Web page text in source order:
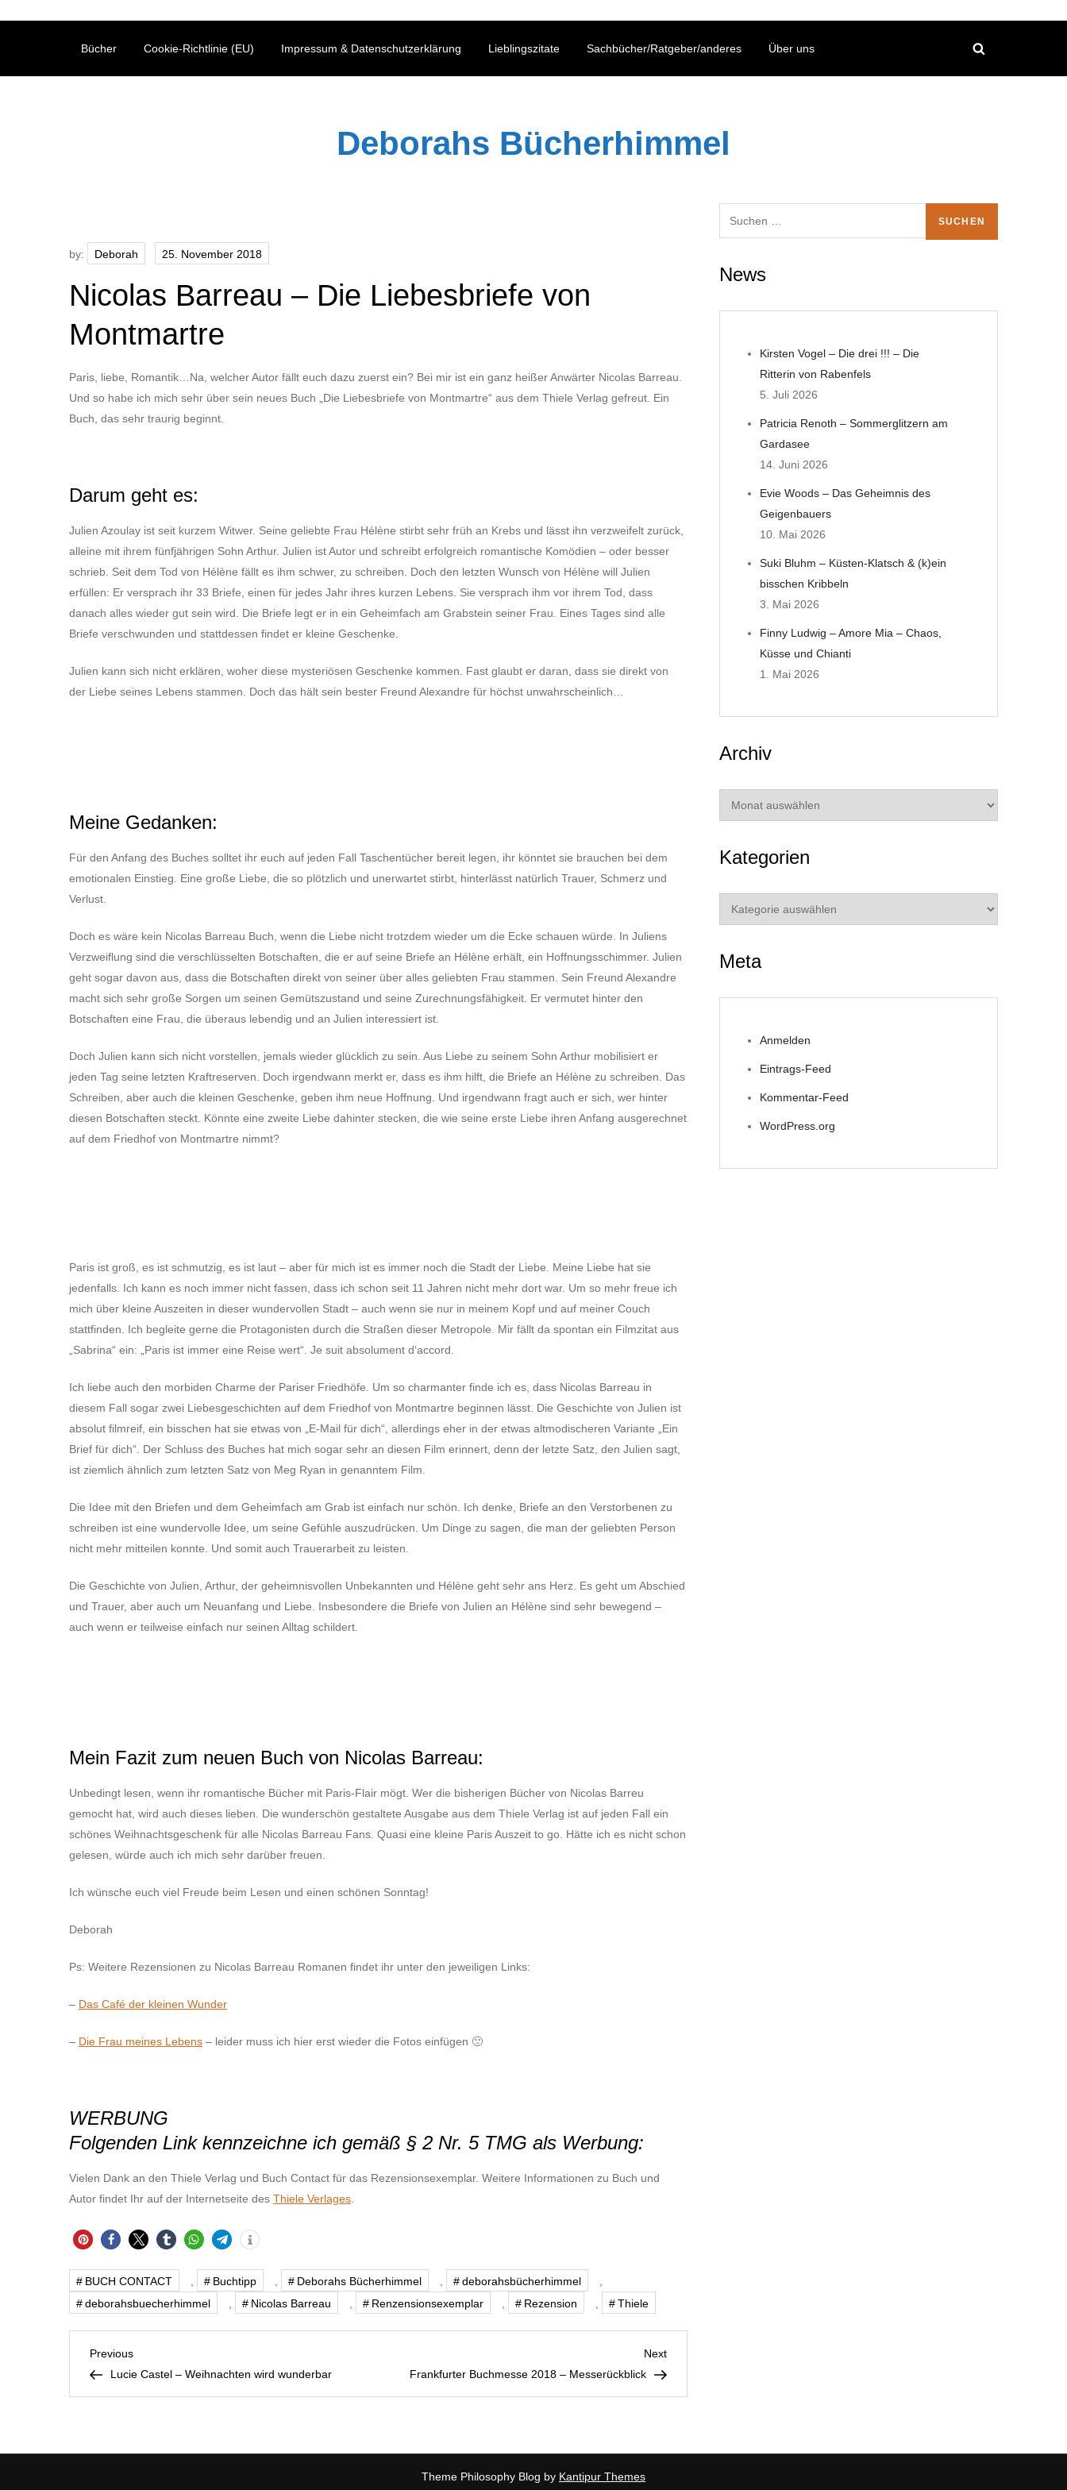
Bücher Cookie-Richtlinie (EU) Impressum & Datenschutzerklärung Lieblingszitate Sachbücher/Ratgeber/anderes Über uns
Deborahs Bücherhimmel
by: Deborah
Nicolas Barreau – Die Liebesbriefe von
Montmartre
Paris, liebe, Romantik…Na, welcher Autor fällt euch dazu zuerst ein? Bei mir ist ein ganz heißer Anwärter Nicolas Barreau.
Und so habe ich mich sehr über sein neues Buch „Die Liebesbriefe von Montmartre“ aus dem Thiele Verlag gefreut. Ein
Buch, das sehr traurig beginnt.
Darum geht es:
Julien Azoulay ist seit kurzem Witwer. Seine geliebte Frau Hélène stirbt sehr früh an Krebs und lässt ihn verzweifelt zurück,
alleine mit ihrem fünfjährigen Sohn Arthur. Julien ist Autor und schreibt erfolgreich romantische Komödien – oder besser
schrieb. Seit dem Tod von Hélène fällt es ihm schwer, zu schreiben. Doch den letzten Wunsch von Hélène will Julien
erfüllen: Er versprach ihr 33 Briefe, einen für jedes Jahr ihres kurzen Lebens. Sie versprach ihm vor ihrem Tod, dass
danach alles wieder gut sein wird. Die Briefe legt er in ein Geheimfach am Grabstein seiner Frau. Eines Tages sind alle
Briefe verschwunden und stattdessen findet er kleine Geschenke.
Julien kann sich nicht erklären, woher diese mysteriösen Geschenke kommen. Fast glaubt er daran, dass sie direkt von
der Liebe seines Lebens stammen. Doch das hält sein bester Freund Alexandre für höchst unwahrscheinlich…
Meine Gedanken:
Für den Anfang des Buches solltet ihr euch auf jeden Fall Taschentücher bereit legen, ihr könntet sie brauchen bei dem
emotionalen Einstieg. Eine große Liebe, die so plötzlich und unerwartet stirbt, hinterlässt natürlich Trauer, Schmerz und
Verlust.
Doch es wäre kein Nicolas Barreau Buch, wenn die Liebe nicht trotzdem wieder um die Ecke schauen würde. In Juliens
Verzweiflung sind die verschlüsselten Botschaften, die er auf seine Briefe an Hélène erhält, ein Hoffnungsschimmer. Julien
geht sogar davon aus, dass die Botschaften direkt von seiner über alles geliebten Frau stammen. Sein Freund Alexandre
macht sich sehr große Sorgen um seinen Gemütszustand und seine Zurechnungsfähigkeit. Er vermutet hinter den
Botschaften eine Frau, die überaus lebendig und an Julien interessiert ist.
Doch Julien kann sich nicht vorstellen, jemals wieder glücklich zu sein. Aus Liebe zu seinem Sohn Arthur mobilisiert er
jeden Tag seine letzten Kraftreserven. Doch irgendwann merkt er, dass es ihm hilft, die Briefe an Hélène zu schreiben. Das
Schreiben, aber auch die kleinen Geschenke, geben ihm neue Hoffnung. Und irgendwann fragt auch er sich, wer hinter
diesen Botschaften steckt. Könnte eine zweite Liebe dahinter stecken, die wie seine erste Liebe ihren Anfang ausgerechnet
auf dem Friedhof von Montmartre nimmt?
Paris ist groß, es ist schmutzig, es ist laut – aber für mich ist es immer noch die Stadt der Liebe. Meine Liebe hat sie
jedenfalls. Ich kann es noch immer nicht fassen, dass ich schon seit 11 Jahren nicht mehr dort war. Um so mehr freue ich
mich über kleine Auszeiten in dieser wundervollen Stadt – auch wenn sie nur in meinem Kopf und auf meiner Couch
stattfinden. Ich begleite gerne die Protagonisten durch die Straßen dieser Metropole. Mir fällt da spontan ein Filmzitat aus
„Sabrina“ ein: „Paris ist immer eine Reise wert“. Je suit absolument d‘accord.
Ich liebe auch den morbiden Charme der Pariser Friedhöfe. Um so charmanter finde ich es, dass Nicolas Barreau in
diesem Fall sogar zwei Liebesgeschichten auf dem Friedhof von Montmartre beginnen lässt. Die Geschichte von Julien ist
absolut filmreif, ein bisschen hat sie etwas von „E-Mail für dich“, allerdings eher in der etwas altmodischeren Variante „Ein
Brief für dich“. Der Schluss des Buches hat mich sogar sehr an diesen Film erinnert, denn der letzte Satz, den Julien sagt,
ist ziemlich ähnlich zum letzten Satz von Meg Ryan in genanntem Film.
Die Idee mit den Briefen und dem Geheimfach am Grab ist einfach nur schön. Ich denke, Briefe an den Verstorbenen zu
schreiben ist eine wundervolle Idee, um seine Gefühle auszudrücken. Um Dinge zu sagen, die man der geliebten Person
nicht mehr mitteilen konnte. Und somit auch Trauerarbeit zu leisten.
Die Geschichte von Julien, Arthur, der geheimnisvollen Unbekannten und Hélène geht sehr ans Herz. Es geht um Abschied
und Trauer, aber auch um Neuanfang und Liebe. Insbesondere die Briefe von Julien an Hélène sind sehr bewegend –
auch wenn er teilweise einfach nur seinen Alltag schildert.
Mein Fazit zum neuen Buch von Nicolas Barreau:
Unbedingt lesen, wenn ihr romantische Bücher mit Paris-Flair mögt. Wer die bisherigen Bücher von Nicolas Barreu
gemocht hat, wird auch dieses lieben. Die wunderschön gestaltete Ausgabe aus dem Thiele Verlag ist auf jeden Fall ein
schönes Weihnachtsgeschenk für alle Nicolas Barreau Fans. Quasi eine kleine Paris Auszeit to go. Hätte ich es nicht schon
gelesen, würde auch ich mich sehr darüber freuen.
Ich wünsche euch viel Freude beim Lesen und einen schönen Sonntag!
Deborah
Ps: Weitere Rezensionen zu Nicolas Barreau Romanen findet ihr unter den jeweiligen Links:
– Das Café der kleinen Wunder
– Die Frau meines Lebens – leider muss ich hier erst wieder die Fotos einfügen 🙁
WERBUNG
Folgenden Link kennzeichne ich gemäß § 2 Nr. 5 TMG als Werbung:
Vielen Dank an den Thiele Verlag und Buch Contact für das Rezensionsexemplar. Weitere Informationen zu Buch und
Autor findet Ihr auf der Internetseite des Thiele Verlages
BUCH CONTACT Buchtipp Deborahs Bücherhimmel deborahsbücherhimmel
deborahsbuecherhimmel
Nicolas Barreau Renzensionsexemplar Rezension Thiele
B
e
t
Previous
Post
Previous
Lucie Castel – Weihnachten wird wunderbar
Next
Post
Next
Frankfurter Buchmesse 2018 – Messerückblick
News
Kirsten Vogel – Die drei !!! – Die
Ritterin von Rabenfels
5. Juli 2026
Patricia Renoth – Sommerglitzern am
Gardasee
14. Juni 2026
Evie Woods – Das Geheimnis des
Geigenbauers
10. Mai 2026
Suki Bluhm – Küsten-Klatsch & (k)ein
bisschen Kribbeln
3. Mai 2026
Finny Ludwig – Amore Mia – Chaos,
Küsse und Chianti
1. Mai 2026
Archiv
Archiv
Kategorien
Kategorien
Meta
Anmelden
Eintrags-Feed
Kommentar-Feed
WordPress.org
Theme Philosophy Blog by Kantipur Themes